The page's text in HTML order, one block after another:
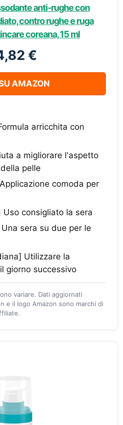
anti-rughe con
contro rughe e ruga
coreana, 15 ml
€
AMAZON
arricchita con
a migliorare l'aspetto
pelle
comoda per
Uso consigliato la sera
sera su due per le
Utilizzare la
giorno successivo
variare. Dati aggiornati
e il logo Amazon sono marchi di